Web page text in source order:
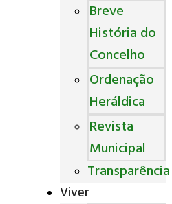
Breve
História do
Concelho
Ordenação
Heráldica
Revista
Municipal
Transparência
Viver